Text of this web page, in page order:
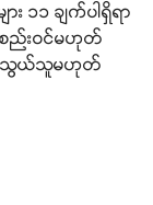
၁၁ ချက်ပါရှိရာ
ည်းဝင်မဟုတ်
ဆက်သွယ်သူမဟုတ်